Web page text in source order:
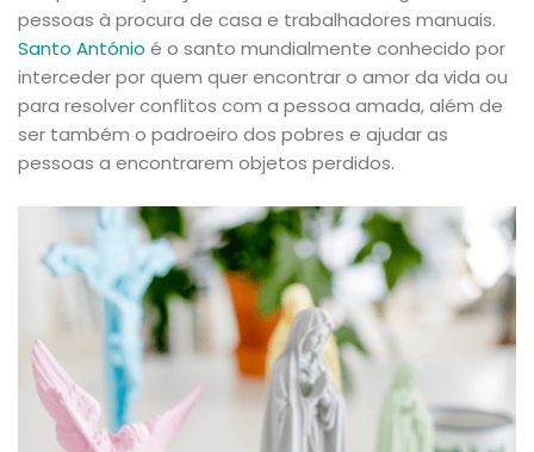
pessoas à procura de casa e trabalhadores manuais.
Santo António é o santo mundialmente conhecido por
interceder por quem quer encontrar o amor da vida ou
para resolver conflitos com a pessoa amada, além de
ser também o padroeiro dos pobres e ajudar as
pessoas a encontrarem objetos perdidos.